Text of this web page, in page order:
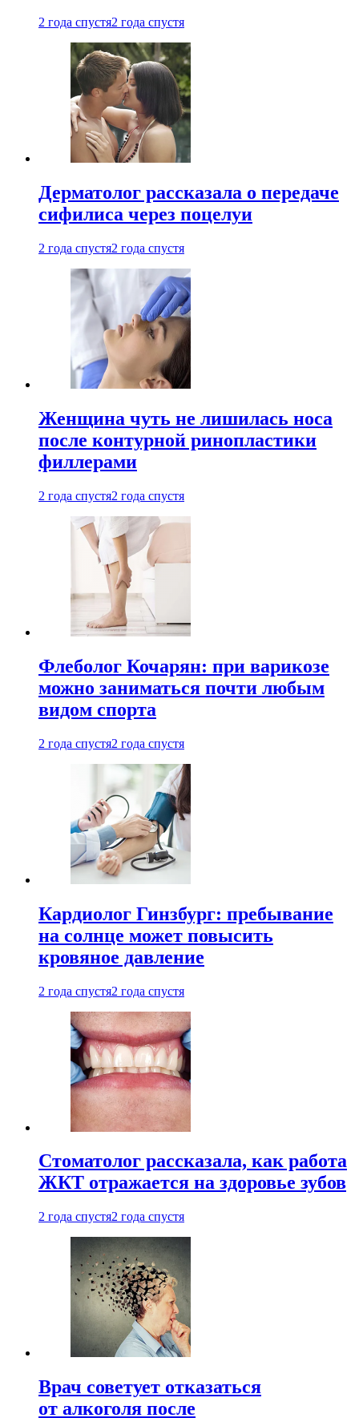
2 года спустя2 года спустя
Дерматолог рассказала о передаче
сифилиса через поцелуи
2 года спустя2 года спустя
Женщина чуть не лишилась носа
после контурной ринопластики
филлерами
2 года спустя2 года спустя
Флеболог Кочарян: при варикозе
можно заниматься почти любым
видом спорта
2 года спустя2 года спустя
Кардиолог Гинзбург: пребывание
на солнце может повысить
кровяное давление
2 года спустя2 года спустя
Стоматолог рассказала, как работа
ЖКТ отражается на здоровье зубов
2 года спустя2 года спустя
Врач советует отказаться
от алкоголя после